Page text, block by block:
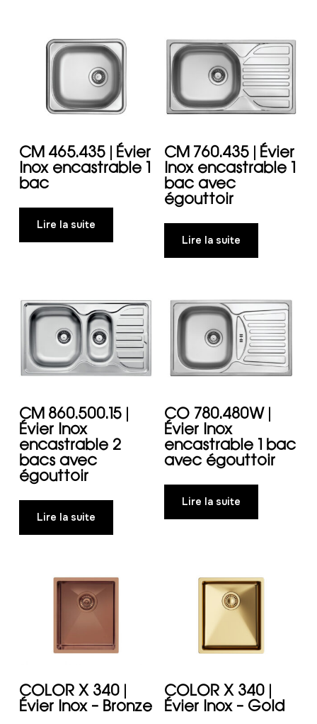
CM 465.435 | Évier
Inox encastrable 1
bac
Lire la suite
CM 760.435 | Évier
Inox encastrable 1
bac avec
égouttoir
Lire la suite
CM 860.500.15 |
Évier Inox
encastrable 2
bacs avec
égouttoir
Lire la suite
CO 780.480W |
Évier Inox
encastrable 1 bac
avec égouttoir
Lire la suite
COLOR X 340 |
Évier Inox – Bronze
COLOR X 340 |
Évier Inox – Gold